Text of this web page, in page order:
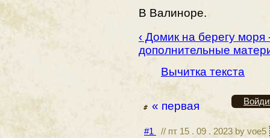
В Валиноре.
‹ Домик на берегу моря
дополнительные
Вычитка текста
#1
// пт 15 . 09 . 2023 by voe5
« первая